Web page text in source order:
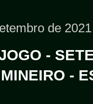
de 2021
-
-